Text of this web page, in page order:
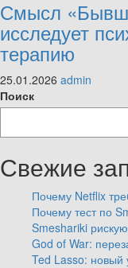
Смысл
исследует
терапию
25.01.2026 admin
Поиск
Свежие
Почему Netflix
Почему тест по
Smeshariki
God of War:
Ted Lasso: